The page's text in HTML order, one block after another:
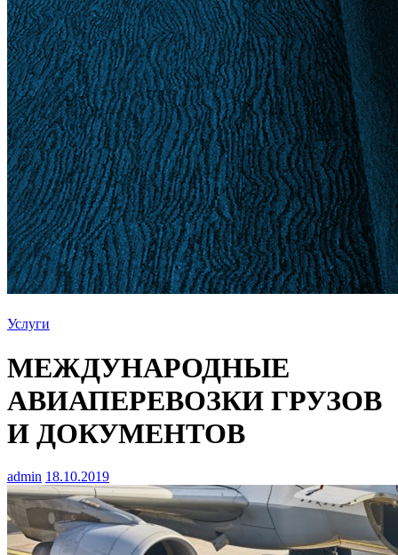
Услуги
МЕЖДУНАРОДНЫЕ
АВИАПЕРЕВОЗКИ ГРУЗОВ
И ДОКУМЕНТОВ
admin 18.10.2019